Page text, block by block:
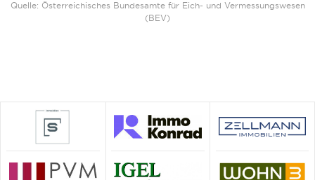
Quelle: Österreichisches Bundesamte für Eich- und Vermessungswesen
(BEV)